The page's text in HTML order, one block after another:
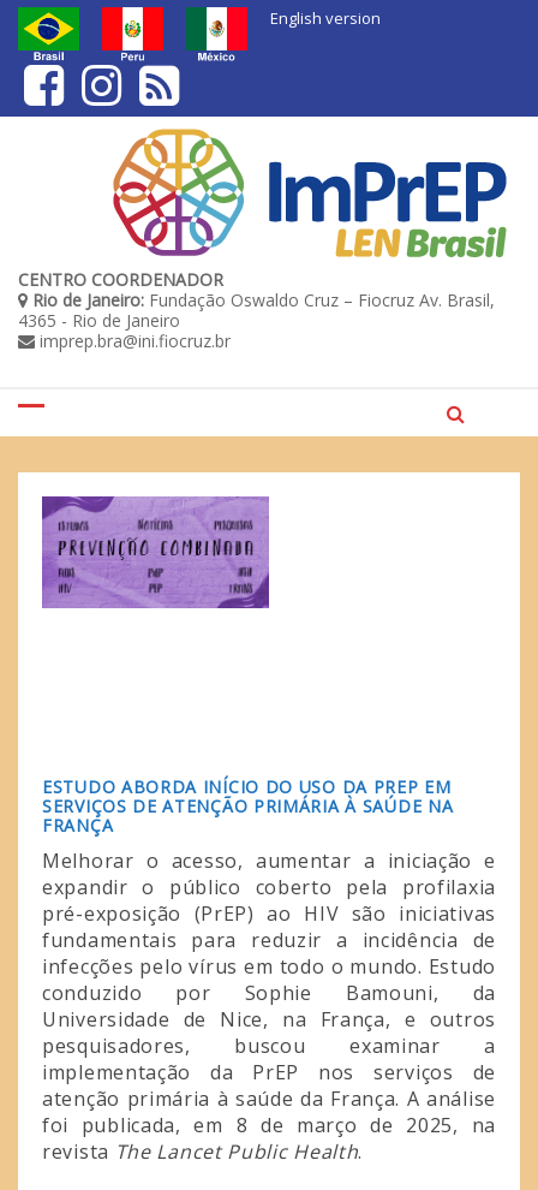
Skip
content
English version
CENTRO COORDENADOR
Rio de Janeiro: Fundação Oswaldo Cruz – Fiocruz Av. Brasil,
4365 - Rio de Janeiro
imprep.bra@ini.fiocruz.br
ESTUDO ABORDA INÍCIO DO USO DA PREP EM
SERVIÇOS DE ATENÇÃO PRIMÁRIA À SAÚDE NA
FRANÇA
Melhorar o acesso, aumentar a iniciação e
expandir o público coberto pela profilaxia
pré-exposição (PrEP) ao HIV são iniciativas
fundamentais para reduzir a incidência de
infecções pelo vírus em todo o mundo. Estudo
conduzido por Sophie Bamouni, da
Universidade de Nice, na França, e outros
pesquisadores, buscou examinar a
implementação da PrEP nos serviços de
atenção primária à saúde da França. A análise
foi publicada, em 8 de março de 2025, na
revista The Lancet Public Health.